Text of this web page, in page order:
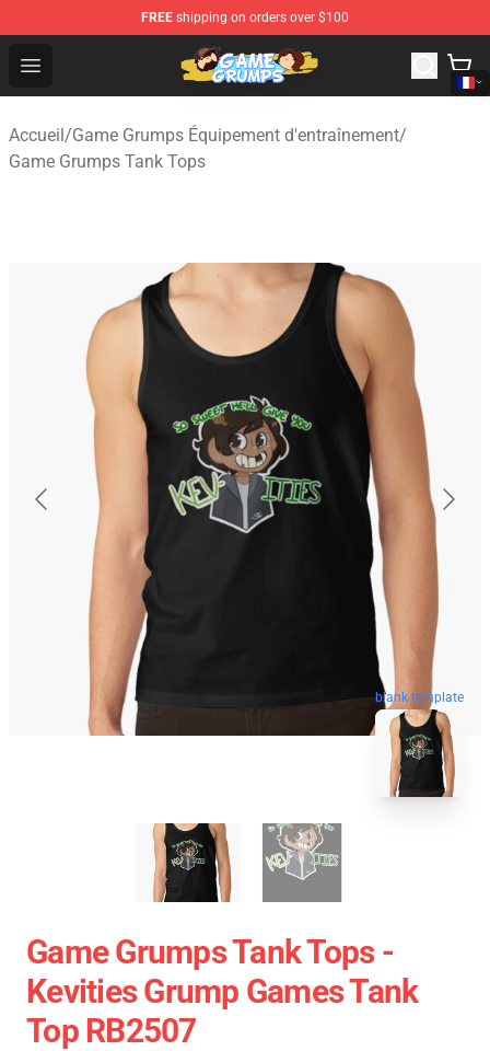
FREE shipping on orders over $100
Open menu
Game Grumps Shop - Official Game Grumps
Accueil/Game Grumps Équipement d'entraînement/
Game Grumps Tank Tops
blank template
Game Grumps Tank Tops -
Kevities Grump Games Tank
Top RB2507